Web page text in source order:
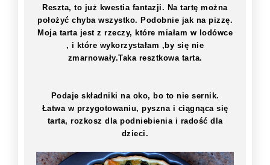
Reszta, to już kwestia fantazji. Na tartę można
położyć chyba wszystko. Podobnie jak na pizzę.
Moja tarta jest z rzeczy, które miałam w lodówce
, i które wykorzystałam ,by się nie
zmarnowały.Taka resztkowa tarta.
Podaje składniki na oko, bo to nie sernik.
Łatwa w przygotowaniu, pyszna i ciągnąca się
tarta, rozkosz dla podniebienia i radość dla
dzieci.